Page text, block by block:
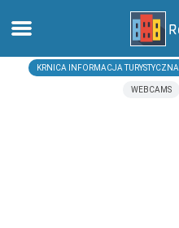
DomKRNICA INFORMACJA TURYSTYCZNA
WEBCAMS